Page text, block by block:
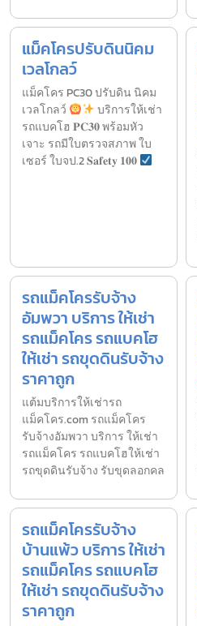
แม็คโครปรับดินนิคม
เวลโกลว์
แม็คโคร PC30 ปรับดิน นิคม
เวลโกลว์
บริการให้เช่า
รถแบคโฮ 𝐏𝐂𝟑𝟎 พร้อมหัว
เจาะ รถมีใบตรวจสภาพ ใบ
เซอร์ ใบจป.2 𝐒𝐚𝐟𝐞𝐭𝐲 𝟏𝟎𝟎
รถแม็คโครรับจ้าง
อัมพวา บริการ ให้เช่า
รถแม็คโคร รถแบคโฮ
ให้เช่า รถขุดดินรับจ้าง
ราคาถูก
แต้มบริการให้เช่ารถ
แม็คโคร.com รถแม็คโคร
รับจ้างอัมพวา บริการ ให้เช่า
รถแม็คโคร รถแบคโฮให้เช่า
รถขุดดินรับจ้าง รับขุดลอกคล
รถแม็คโครรับจ้าง
บ้านแพ้ว บริการ ให้เช่า
รถแม็คโคร รถแบคโฮ
ให้เช่า รถขุดดินรับจ้าง
ราคาถูก